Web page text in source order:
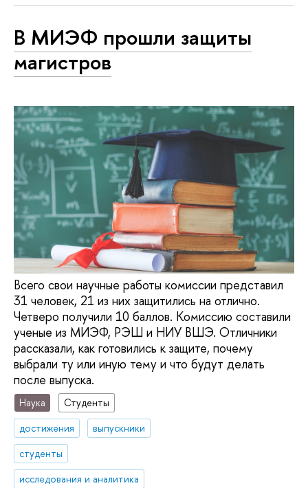
В МИЭФ прошли защиты
магистров
Всего свои научные работы комиссии представил
31 человек, 21 из них защитились на отлично.
Четверо получили 10 баллов. Комиссию составили
ученые из МИЭФ, РЭШ и НИУ ВШЭ. Отличники
рассказали, как готовились к защите, почему
выбрали ту или иную тему и что будут делать
после выпуска.
Наука
Студенты
достижения
выпускники
студенты
исследования и аналитика